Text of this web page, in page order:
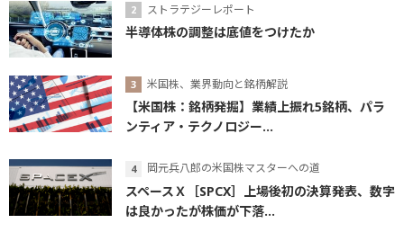
ストラテジーレポート
半導体株の調整は底値をつけたか
米国株、業界動向と銘柄解説
【米国株：銘柄発掘】業績上振れ5銘柄、パラ
ンティア・テクノロジー...
岡元兵八郎の米国株マスターへの道
スペースＸ［SPCX］上場後初の決算発表、数字
は良かったが株価が下落...